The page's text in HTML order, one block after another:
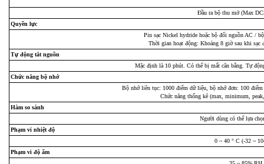
Đầu ra bộ thu mở (Max
Quyền lực
Pin sạc Nickel hydride hoặc bộ đổi nguồn AC /
Thời gian hoạt động: Khoảng 8 giờ sau khi sạc
Tự động tắt nguồn
Mặc định là 10 phút. Có thể bị mất cân bằng. Tự
Chức năng bộ nhớ
Bộ nhớ liên tục: 1000 điểm dữ liệu, bộ nhớ đơn: 100
Chức năng thống kê (max, minimum,
Hàm so sánh
Người dùng có thể lựa
Phạm vi nhiệt độ
0 ~ 40 ° C (-32 ~
Phạm vi độ ẩm